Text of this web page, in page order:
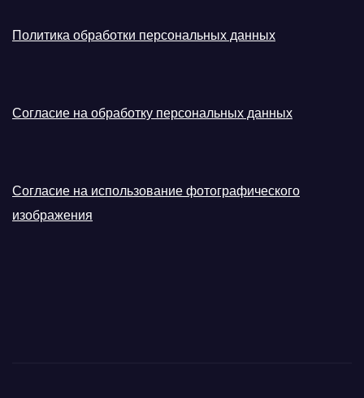
Политика обработки персональных данных
Согласие на обработку персональных данных
Согласие на использование фотографического
изображения